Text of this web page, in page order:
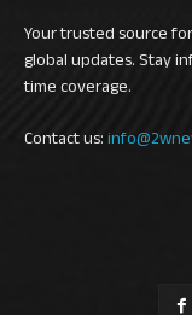
Your trusted source
global updates. Stay
time coverage.
Contact us: